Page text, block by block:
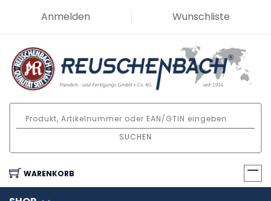
Anmelden Wunschliste
SUCHEN
WARENKORB